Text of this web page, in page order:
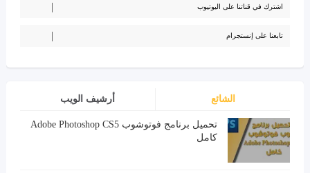
اشترك في قناتنا على اليوتيوب
تابعنا على إنستجرام
الشائع أرشيف الويب
تحميل برنامج فوتوشوب Adobe Photoshop CS5
كامل